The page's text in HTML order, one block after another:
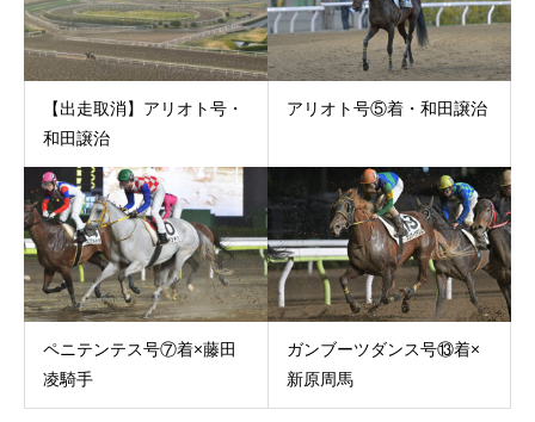
【出走取消】アリオト号・
和田譲治
アリオト号⑤着・和田譲治
ペニテンテス号⑦着×藤田
凌騎手
ガンブーツダンス号⑬着×
新原周馬